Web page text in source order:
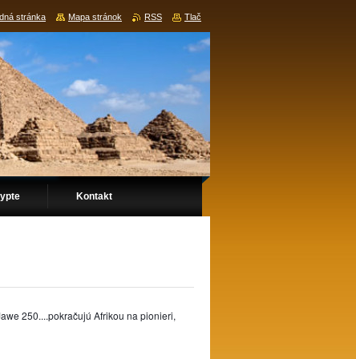
Kontakt
250....pokračujú Afrikou na pionieri,
stránka Mapa stránok RSS Tlač